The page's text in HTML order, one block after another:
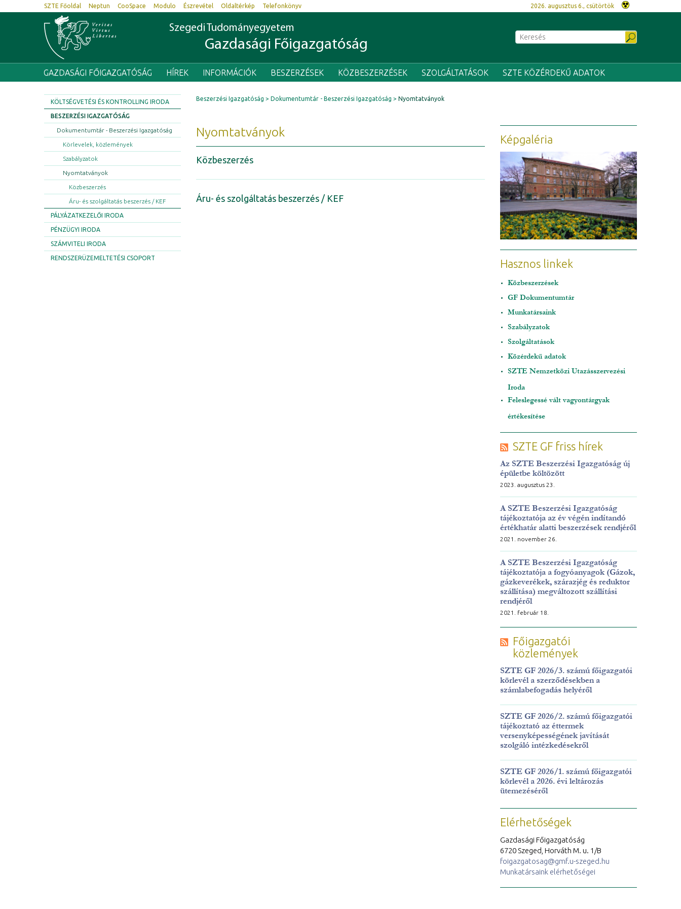
SZTE Főoldal Neptun CooSpace Modulo Észrevétel Oldaltérkép Telefonkönyv 2026. augusztus 6., csütörtök
Szegedi Tudományegyetem
Gazdasági Főigazgatóság
GAZDASÁGI FŐIGAZGATÓSÁG HÍREK INFORMÁCIÓK BESZERZÉSEK KÖZBESZERZÉSEK SZOLGÁLTATÁSOK SZTE KÖZÉRDEKŰ ADATOK
KÖLTSÉGVETÉSI ÉS KONTROLLING IRODA
BESZERZÉSI IGAZGATÓSÁG
Dokumentumtár - Beszerzési Igazgatóság
Körlevelek, közlemények
Szabályzatok
Nyomtatványok
Közbeszerzés
Áru- és szolgáltatás beszerzés / KEF
PÁLYÁZATKEZELŐI IRODA
PÉNZÜGYI IRODA
SZÁMVITELI IRODA
RENDSZERÜZEMELTETÉSI CSOPORT
Beszerzési Igazgatóság Dokumentumtár - Beszerzési Igazgatóság Nyomtatványok
Nyomtatványok
Közbeszerzés
Áru- és szolgáltatás beszerzés / KEF
Képgaléria
Hasznos linkek
Közbeszerzések
GF Dokumentumtár
Munkatársaink
Szabályzatok
Szolgáltatások
Közérdekű adatok
SZTE Nemzetközi Utazásszervezési
Iroda
Feleslegessé vált vagyontárgyak
értékesítése
SZTE GF friss hírek
Az SZTE Beszerzési Igazgatóság új
épületbe költözött
2023. augusztus 23.
A SZTE Beszerzési Igazgatóság
tájékoztatója az év végén indítandó
értékhatár alatti beszerzések rendjéről
2021. november 26.
A SZTE Beszerzési Igazgatóság
tájékoztatója a fogyóanyagok (Gázok,
gázkeverékek, szárazjég és reduktor
szállítása) megváltozott szállítási
rendjéről
2021. február 18.
Főigazgatói
közlemények
SZTE GF 2026/3. számú főigazgatói
körlevél a szerződésekben a
számlabefogadás helyéről
SZTE GF 2026/2. számú főigazgatói
tájékoztató az éttermek
versenyképességének javítását
szolgáló intézkedésekről
SZTE GF 2026/1. számú főigazgatói
körlevél a 2026. évi leltározás
ütemezéséről
Elérhetőségek
Gazdasági Főigazgatóság
6720 Szeged, Horváth M. u. 1/B
foigazgatosag@gmf.u-szeged.hu
Munkatársaink elérhetőségei